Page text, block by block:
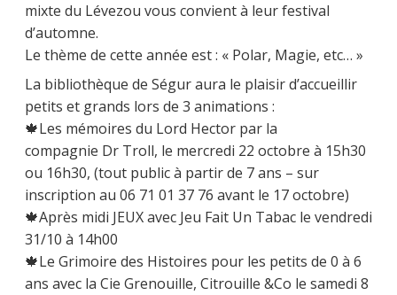
mixte du Lévezou vous convient à leur festival
d’automne.
Le thème de cette année est : « Polar, Magie, etc… »
La bibliothèque de Ségur aura le plaisir d’accueillir
petits et grands lors de 3 animations :
🍁Les mémoires du Lord Hector par la
compagnie Dr Troll, le mercredi 22 octobre à 15h30
ou 16h30, (tout public à partir de 7 ans – sur
inscription au 06 71 01 37 76 avant le 17 octobre)
🍁Après midi JEUX avec Jeu Fait Un Tabac le vendredi
31/10 à 14h00
🍁Le Grimoire des Histoires pour les petits de 0 à 6
ans avec la Cie Grenouille, Citrouille &Co le samedi 8